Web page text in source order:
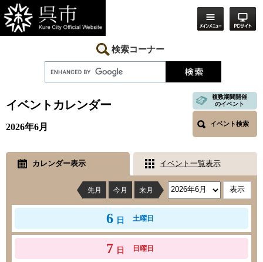
ー
ジ
の
ニ
ュ
ー
へ
検索コーナー
イベントカレンダー
複数期間開催
のイベント
イベント検索
2026年6月
カレンダー表示 イベント一覧表示
先月 今月 来月
6 日 土曜日
7 日 日曜日